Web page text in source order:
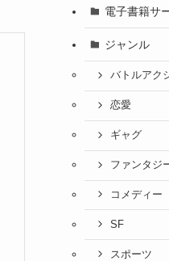
電子書籍サ
ジャンル
バトルアク
恋愛
ギャグ
ファンタジ
コメディー
SF
スポーツ